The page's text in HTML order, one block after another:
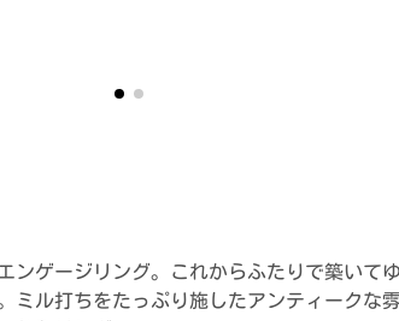
ンゲージリング。これからふたりで築いて
ミル打ちをたっぷり施したアンティークな